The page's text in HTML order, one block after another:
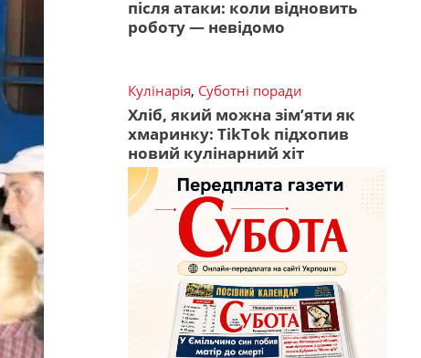
після атаки: коли відновить
роботу — невідомо
Кулінарія, Суботні поради
Хліб, який можна зім’яти як
хмаринку: TikTok підхопив
новий кулінарний хіт